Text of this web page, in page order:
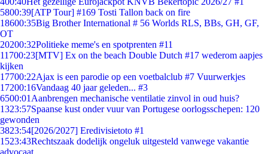
5800:39[ATP Tour] #169 Tosti Tallon back on fire
18600:35Big Brother International # 56 Worlds RLS, BBs, GH, GF,
OT
20200:32Politieke meme's en spotprenten #11
11700:23[MTV] Ex on the beach Double Dutch #17 wederom aapjes
kijken
17700:22Ajax is een parodie op een voetbalclub #7 Vuurwerkjes
17200:16Vandaag 40 jaar geleden... #3
6500:01 Aanbrengen mechanische ventilatie zinvol in oud huis?
1323:57Spaanse kust onder vuur van Portugese oorlogsschepen: 120
gewonden
3823:54[2026/2027] Eredivisietoto #1
1523:43Rechtszaak dodelijk ongeluk uitgesteld vanwege vakantie
advocaat